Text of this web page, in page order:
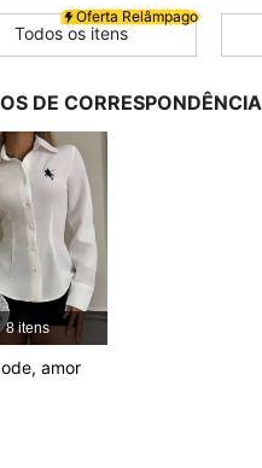
8.2K
4,92
4,92
4,92
4,92
Oferta Relâmpago
Todos os itens
DE CORRESPONDÊNCIA
8 itens
amor